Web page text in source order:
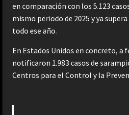
en comparación con los 5.123
mismo periodo de 2025 y ya
todo ese año.
En Estados Unidos en concreto, a
notificaron 1.983 casos de
Centros para el Control y la